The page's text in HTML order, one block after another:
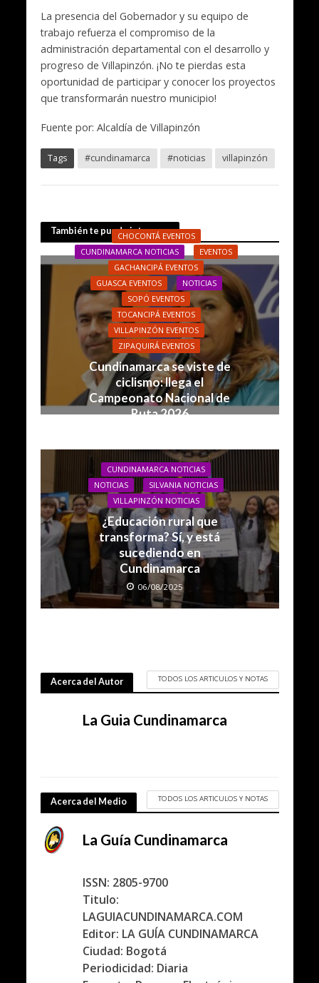
La presencia del Gobernador y su equipo de
trabajo refuerza el compromiso de la
administración departamental con el desarrollo y
progreso de Villapinzón. ¡No te pierdas esta
oportunidad de participar y conocer los proyectos
que transformarán nuestro municipio!
Fuente por: Alcaldía de Villapinzón
Tags #cundinamarca #noticias villapinzón
También te puede interesar
CHOCONTÁ EVENTOS
CUNDINAMARCA NOTICIAS
EVENTOS
GACHANCIPÁ EVENTOS
GUASCA EVENTOS
NOTICIAS
SOPÓ EVENTOS
TOCANCIPÁ EVENTOS
VILLAPINZÓN EVENTOS
ZIPAQUIRÁ EVENTOS
Cundinamarca se viste de
ciclismo: llega el
Campeonato Nacional de
Ruta 2026
CUNDINAMARCA NOTICIAS
NOTICIAS
SILVANIA NOTICIAS
VILLAPINZÓN NOTICIAS
¿Educación rural que
transforma? Sí, y está
sucediendo en
Cundinamarca
06/08/2025
Acerca del Autor TODOS LOS ARTICULOS Y NOTAS
La Guia Cundinamarca
Acerca del Medio TODOS LOS ARTICULOS Y NOTAS
La Guía Cundinamarca
ISSN: 2805-9700
Titulo:
LAGUIACUNDINAMARCA.COM
Editor: LA GUÍA CUNDINAMARCA
Ciudad: Bogotá
Periodicidad: Diaria